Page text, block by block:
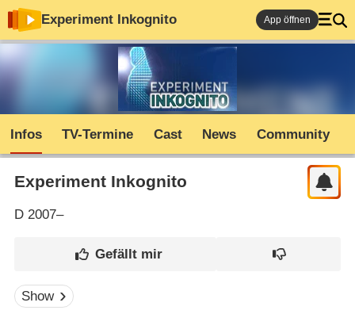
Experiment Inkognito App öffnen
Infos TV-Termine Cast News Community
Experiment Inkognito
D2007–
Show